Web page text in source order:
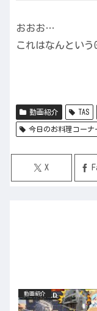
おおお…
これはなんという
動画紹介 TAS
今日のお料理コーナ
X
動画紹介